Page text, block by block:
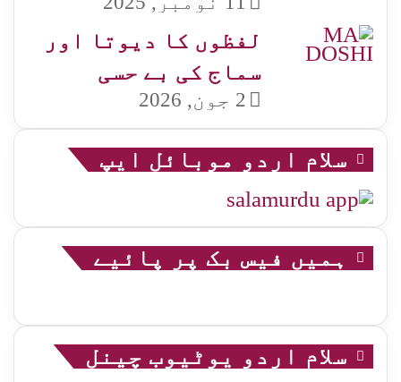
لفظوں کا دیوتا اور
سماج کی بے حسی
2 جون, 2026
سلام اردو موبائل ایپ
ہمیں فیس بک پر پائیے
سلام اردو یوٹیوب چینل